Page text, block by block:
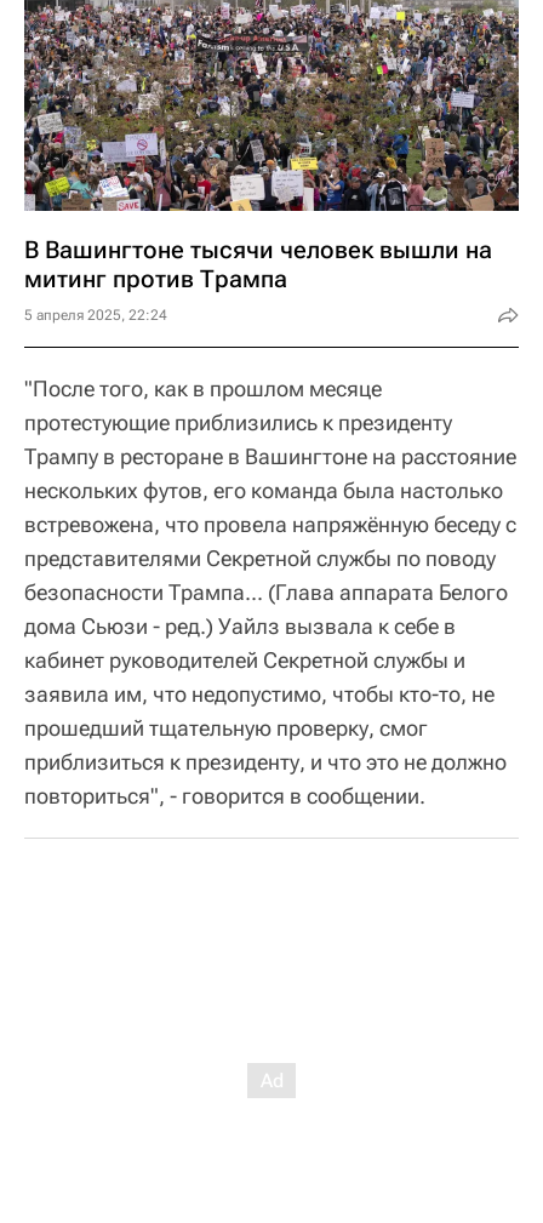
В Вашингтоне тысячи человек вышли на
митинг против Трампа
5 апреля 2025, 22:24
"После того, как в прошлом месяце
протестующие приблизились к президенту
Трампу в ресторане в Вашингтоне на расстояние
нескольких футов, его команда была настолько
встревожена, что провела напряжённую беседу с
представителями Секретной службы по поводу
безопасности Трампа... (Глава аппарата Белого
дома Сьюзи - ред.) Уайлз вызвала к себе в
кабинет руководителей Секретной службы и
заявила им, что недопустимо, чтобы кто-то, не
прошедший тщательную проверку, смог
приблизиться к президенту, и что это не должно
повториться", - говорится в сообщении.